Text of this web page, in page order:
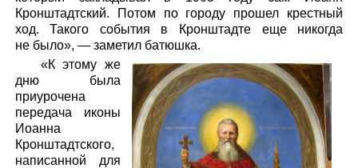
Кронштадтский. Потом по городу прошел крестный
ход. Такого события в Кронштадте еще никогда
не было», — заметил батюшка.
«К этому же
дню была
приурочена
передача иконы
Иоанна
Кронштадтского,
написанной для